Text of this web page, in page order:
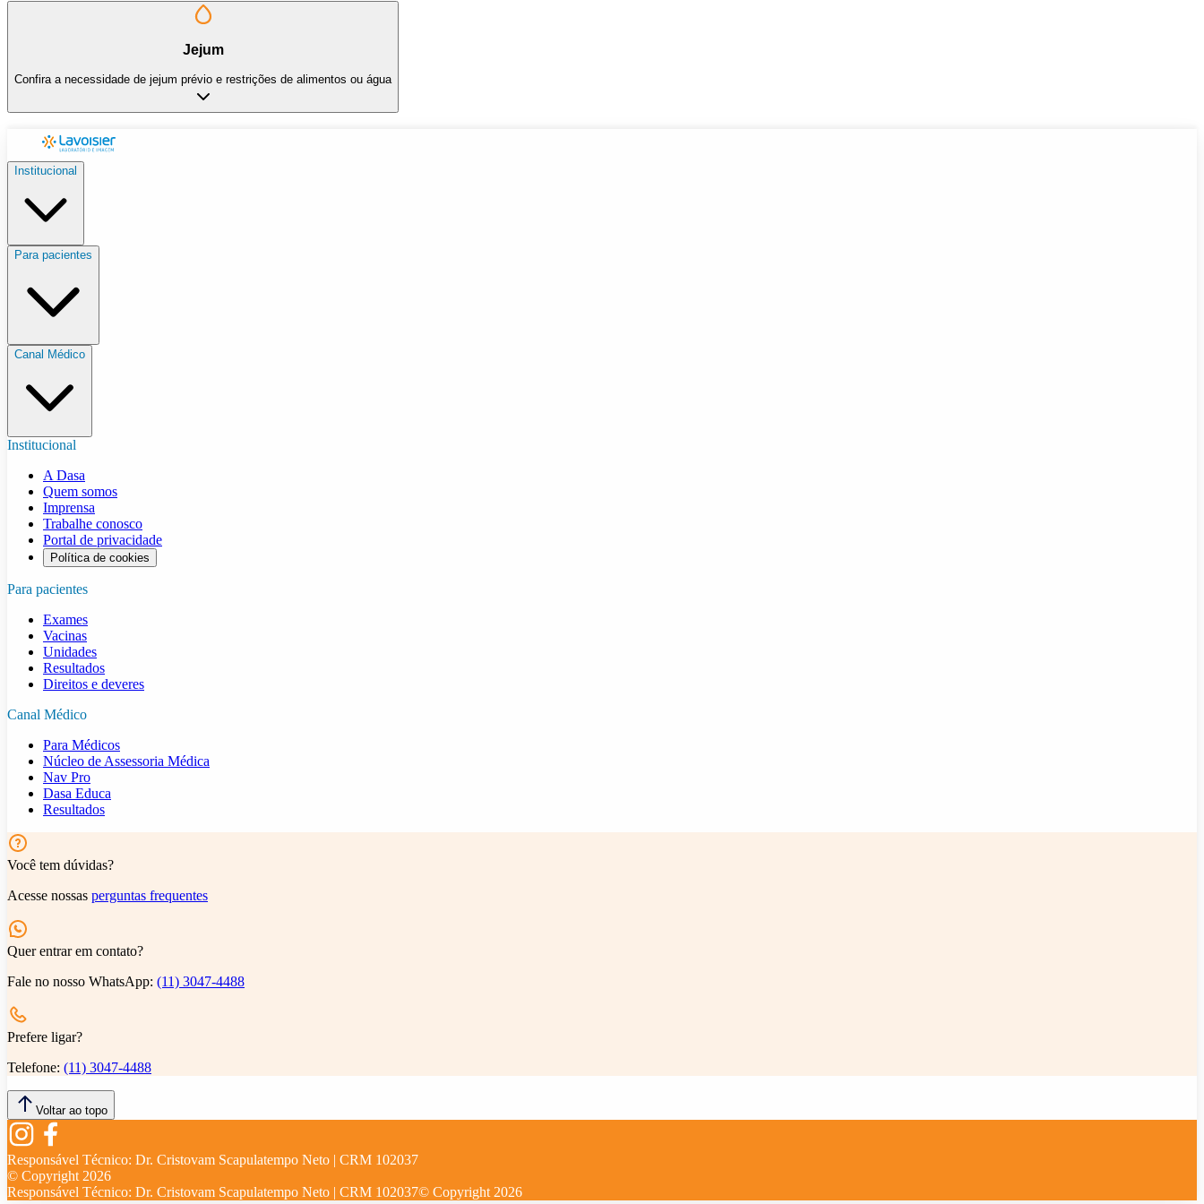
Jejum
Confira a necessidade de jejum prévio e restrições de alimentos ou água
Institucional
Para pacientes
Canal Médico
Institucional
A Dasa
Quem somos
Imprensa
Trabalhe conosco
Portal de privacidade
Política de cookies
Para pacientes
Exames
Vacinas
Unidades
Resultados
Direitos e deveres
Canal Médico
Para Médicos
Núcleo de Assessoria Médica
Nav Pro
Dasa Educa
Resultados
Você tem dúvidas?
Acesse nossas perguntas frequentes
Quer entrar em contato?
Fale no nosso WhatsApp: (11) 3047-4488
Prefere ligar?
Telefone: (11) 3047-4488
Voltar ao topo
Responsável Técnico: Dr. Cristovam Scapulatempo Neto | CRM 102037
© Copyright 2026
Responsável Técnico: Dr. Cristovam Scapulatempo Neto | CRM 102037© Copyright 2026